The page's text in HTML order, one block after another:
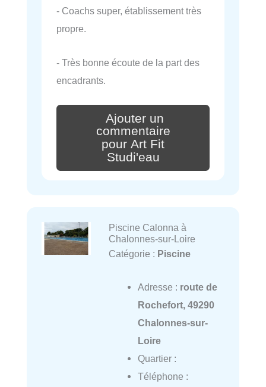
- Coachs super, établissement très
propre.
- Très bonne écoute de la part des
encadrants.
Ajouter un
commentaire
pour Art Fit
Studi'eau
Piscine Calonna à
Chalonnes-sur-Loire
Catégorie : Piscine
Adresse : route de
Rochefort, 49290
Chalonnes-sur-
Loire
Quartier :
Téléphone :